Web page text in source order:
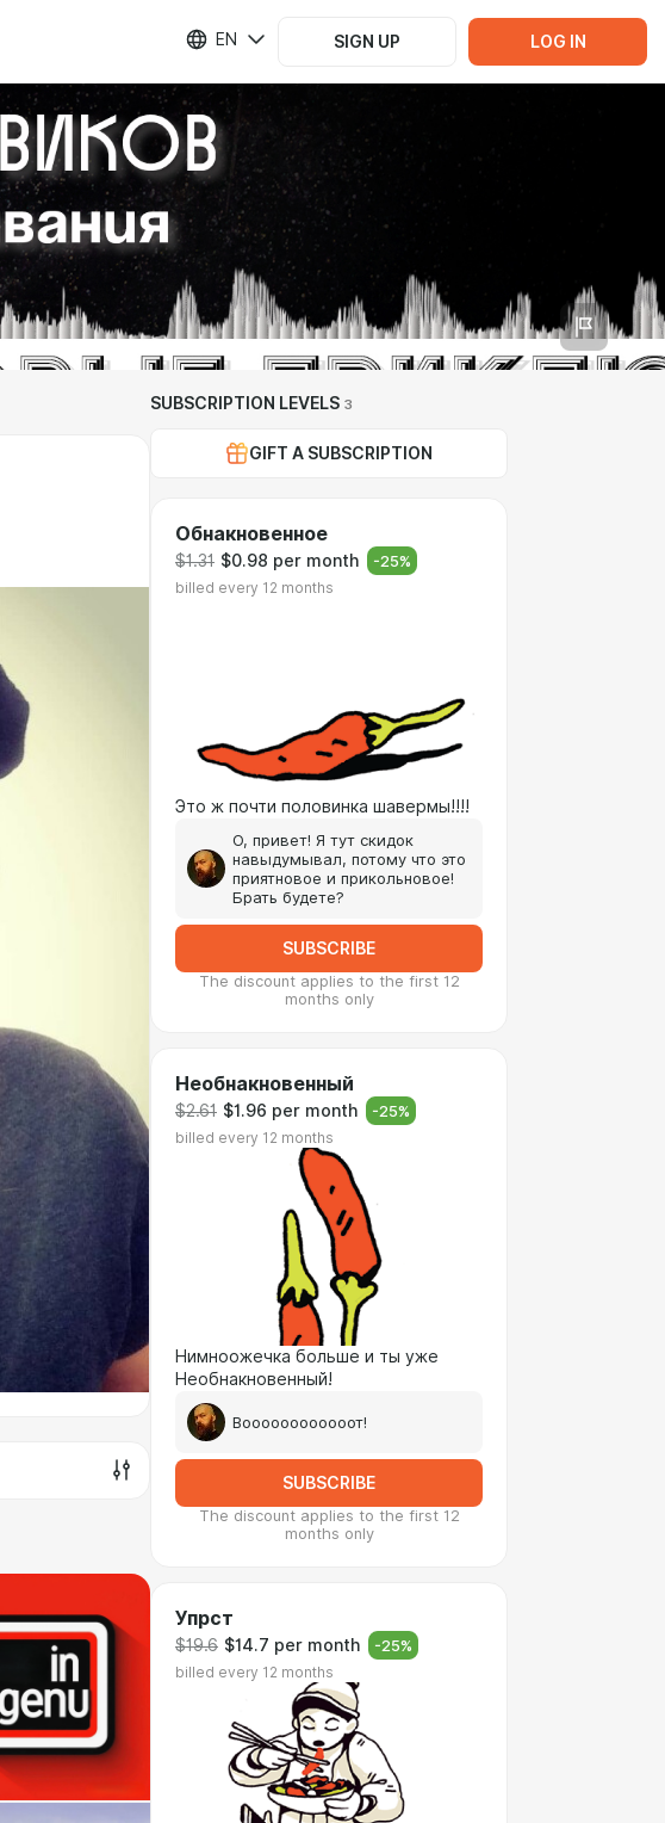
EN SIGN UP LOG IN
SUBSCRIPTION LEVELS 3
GIFT A SUBSCRIPTION
Обнакновенное
$1.31 $0.98 per month -25%
billed every 12 months
Это ж почти половинка шавермы!!!!
О, привет! Я тут скидок
навыдумывал, потому что это
приятновое и прикольновое!
Брать будете?
SUBSCRIBE
The discount applies to the first 12
months only
Необнакновенный
$2.61 $1.96 per month -25%
billed every 12 months
Нимноожечка больше и ты уже
Необнакновенный!
Воооооооооооот!
SUBSCRIBE
The discount applies to the first 12
months only
Упрст
$19.6 $14.7 per month -25%
billed every 12 months